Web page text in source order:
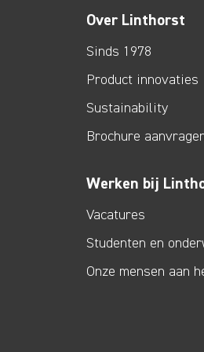
Over Linthorst
Sinds 1978
Product innovaties
Sustainability
Brochure
Werken bij
Vacatures
Studenten en
Onze mensen aan